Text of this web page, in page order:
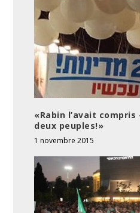
«Rabin l’avait
deux peuples!»
1 novembre 2015